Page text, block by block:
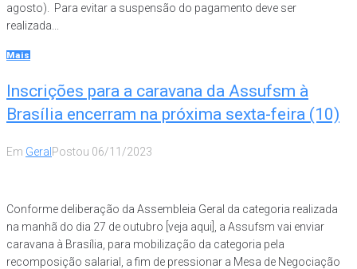
agosto). Para evitar a suspensão do pagamento deve ser
realizada...
Mais
Inscrições para a caravana da Assufsm à
Brasília encerram na próxima sexta-feira (10)
Em GeralPostou 06/11/2023
Conforme deliberação da Assembleia Geral da categoria realizada
na manhã do dia 27 de outubro [veja aqui], a Assufsm vai enviar
caravana à Brasília, para mobilização da categoria pela
recomposição salarial, a fim de pressionar a Mesa de Negociação